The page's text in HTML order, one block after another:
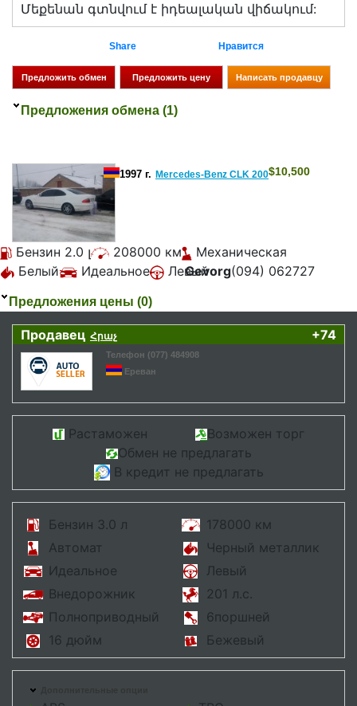
Մեքենան գտնվում է իդեալական վիճակում:
Share Нравится
Предложения обмена (1)
1997 г. Mercedes-Benz CLK 200$10,500
Бензин 2.0 լ 208000 км
Механическая
Белый
Идеальное Левый
Gevorg(094) 062727
Предложения цены (0)
Продавец Հրաչ +74
Телефон (077) 484908
Ереван
Растаможен
Возможен торг
Обмен не предлагать
В кредит не предлагать
Бензин 3.0 л
178000 км
Автомат
Черный металлик
Идеальное
Левый
Внедорожник
201 л.с.
Полноприводный
6поршней
16 дюйм
Бежевый